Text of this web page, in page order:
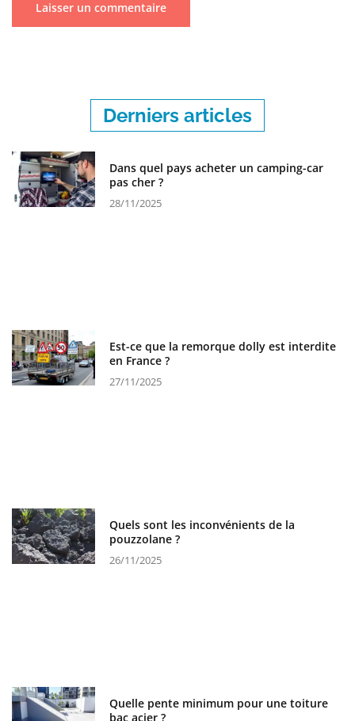
Derniers articles
Dans quel pays acheter un camping-car
pas cher ?
28/11/2025
Est-ce que la remorque dolly est interdite
en France ?
27/11/2025
Quels sont les inconvénients de la
pouzzolane ?
26/11/2025
Quelle pente minimum pour une toiture
bac acier ?